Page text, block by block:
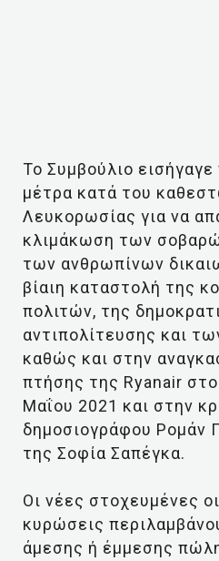
Το Συμβούλιο εισήγαγε
μέτρα κατά του
Λευκορωσίας για να
κλιμάκωση των
των ανθρωπίνων
βίαιη καταστολή της
πολιτών, της
αντιπολίτευσης και
καθώς και στην
πτήσης της Ryanair
Μαΐου 2021 και στην
δημοσιογράφου Ρομάν
της Σοφία Σαπέγκα.
Οι νέες στοχευμένες
κυρώσεις
άμεσης ή έμμεσης